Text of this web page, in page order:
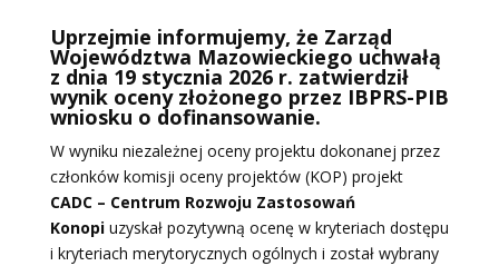
Uprzejmie informujemy, że Zarząd
Województwa Mazowieckiego uchwałą
z dnia 19 stycznia 2026 r. zatwierdził
wynik oceny złożonego przez IBPRS-PIB
wniosku o dofinansowanie.
W wyniku niezależnej oceny projektu dokonanej przez
członków komisji oceny projektów (KOP) projekt
CADC – Centrum Rozwoju Zastosowań
Konopiuzyskał pozytywną ocenę w kryteriach dostępu
i kryteriach merytorycznych ogólnych i został wybrany